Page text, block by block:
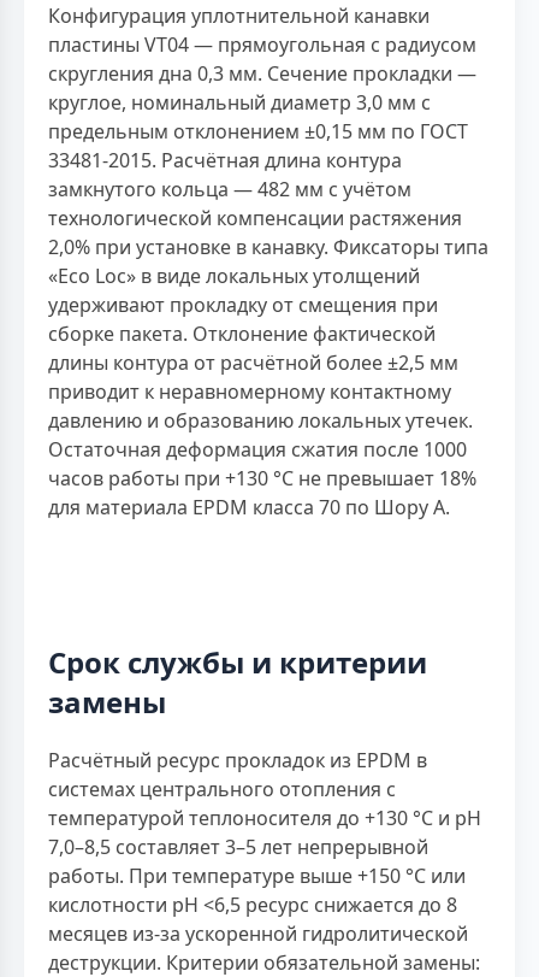
Конфигурация уплотнительной канавки
пластины VT04 — прямоугольная с радиусом
скругления дна 0,3 мм. Сечение прокладки —
круглое, номинальный диаметр 3,0 мм с
предельным отклонением ±0,15 мм по ГОСТ
33481-2015. Расчётная длина контура
замкнутого кольца — 482 мм с учётом
технологической компенсации растяжения
2,0% при установке в канавку. Фиксаторы типа
«Eco Loc» в виде локальных утолщений
удерживают прокладку от смещения при
сборке пакета. Отклонение фактической
длины контура от расчётной более ±2,5 мм
приводит к неравномерному контактному
давлению и образованию локальных утечек.
Остаточная деформация сжатия после 1000
часов работы при +130 °С не превышает 18%
для материала EPDM класса 70 по Шору А.
Срок службы и критерии
замены
Расчётный ресурс прокладок из EPDM в
системах центрального отопления с
температурой теплоносителя до +130 °С и рН
7,0–8,5 составляет 3–5 лет непрерывной
работы. При температуре выше +150 °С или
кислотности рН <6,5 ресурс снижается до 8
месяцев из-за ускоренной гидролитической
деструкции. Критерии обязательной замены: